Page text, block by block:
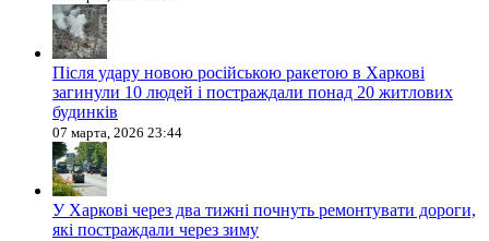
Після удару новою російською ракетою в Харкові
загинули 10 людей і постраждали понад 20 житлових
будинків
07 марта, 2026 23:44
У Харкові через два тижні почнуть ремонтувати дороги,
які постраждали через зиму